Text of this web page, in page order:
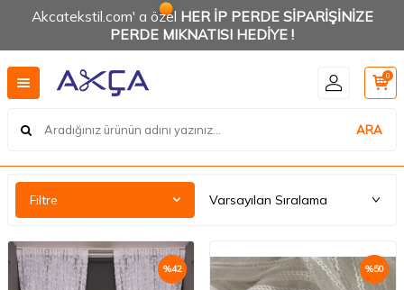
Akcatekstil.com' a özel HER İP PERDE SİPARİŞİNİZE
PERDE MIKNATISI HEDİYE !
ARA
0
Filtre
%42 %50